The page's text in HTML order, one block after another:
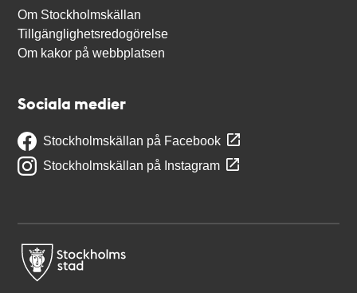
Om Stockholmskällan
Tillgänglighetsredogörelse
Om kakor på webbplatsen
Sociala medier
Stockholmskällan på Facebook
Stockholmskällan på Instagram